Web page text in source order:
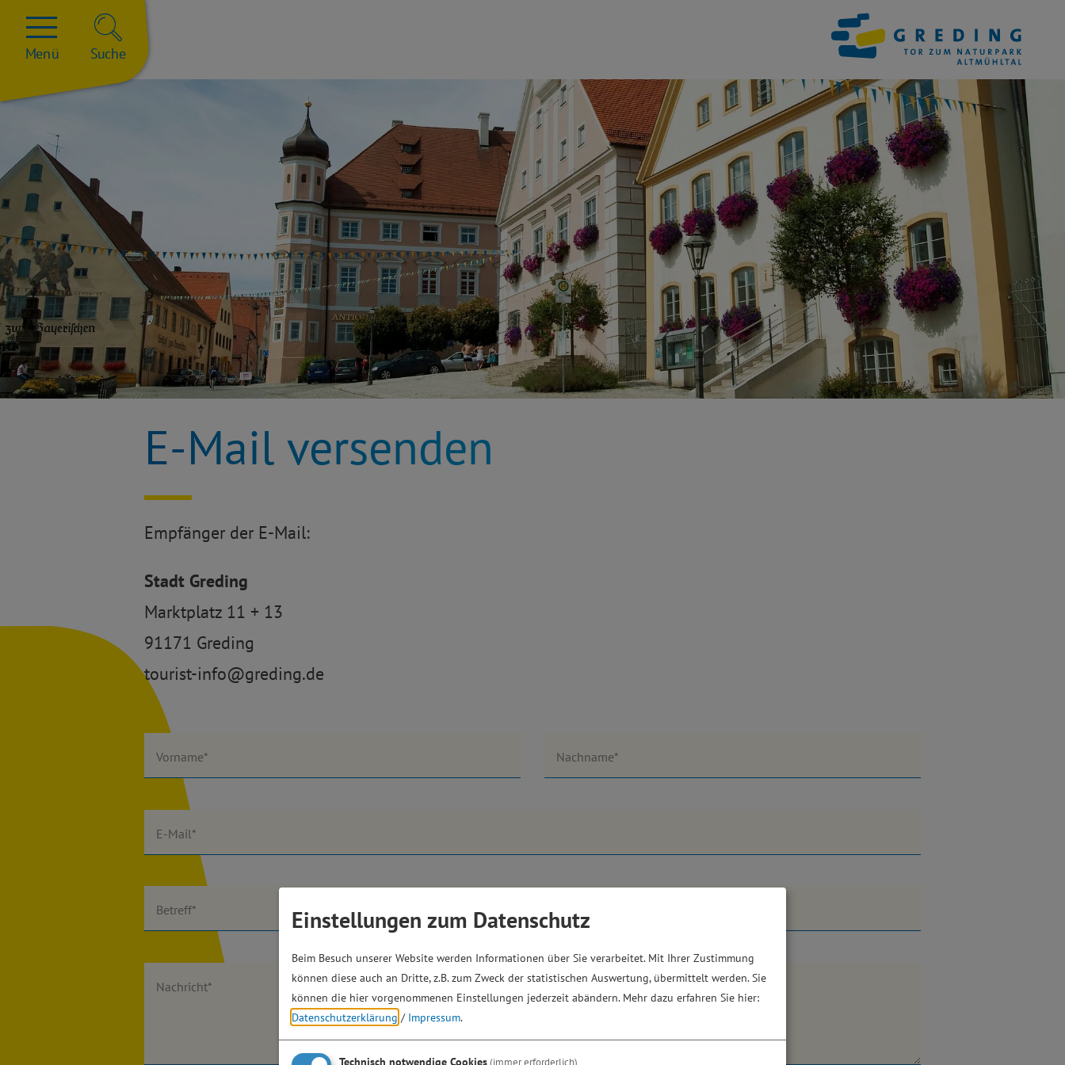
Menü Suche
E-Mail versenden
Empfänger der E-Mail:
Stadt Greding
Marktplatz 11 + 13
91171 Greding
tourist-info@greding.de
Vorname* Nachname*
E-Mail*
Betreff*
Nachricht*
Einstellungen zum Datenschutz
Beim Besuch unserer Website werden Informationen über Sie verarbeitet. Mit Ihrer Zustimmung
können diese auch an Dritte, z.B. zum Zweck der statistischen Auswertung, übermittelt werden. Sie
können die hier vorgenommenen Einstellungen jederzeit abändern. Mehr dazu erfahren Sie hier:
Datenschutzerklärung / Impressum.
Technisch notwendige Cookies(immer erforderlich)